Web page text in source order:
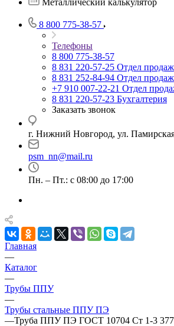
Металлический калькулятор
8 800 775-38-57
Телефоны
8 800 775-38-57
8 831 220-57-25 Отдел продаж
8 831 252-84-94 Отдел продаж
+7 910 007-22-21 Отдел
8 831 220-57-23 Бухгалтерия
Заказать звонок
г. Нижний Новгород, ул.
psm_nn@mail.ru
Пн. – Пт.: с 08:00 до 17:00
Главная
—
Каталог
—
Трубы ППУ
—
Трубы стальные ППУ ПЭ
—Труба ППУ ПЭ ГОСТ 10704 Ст 1-3